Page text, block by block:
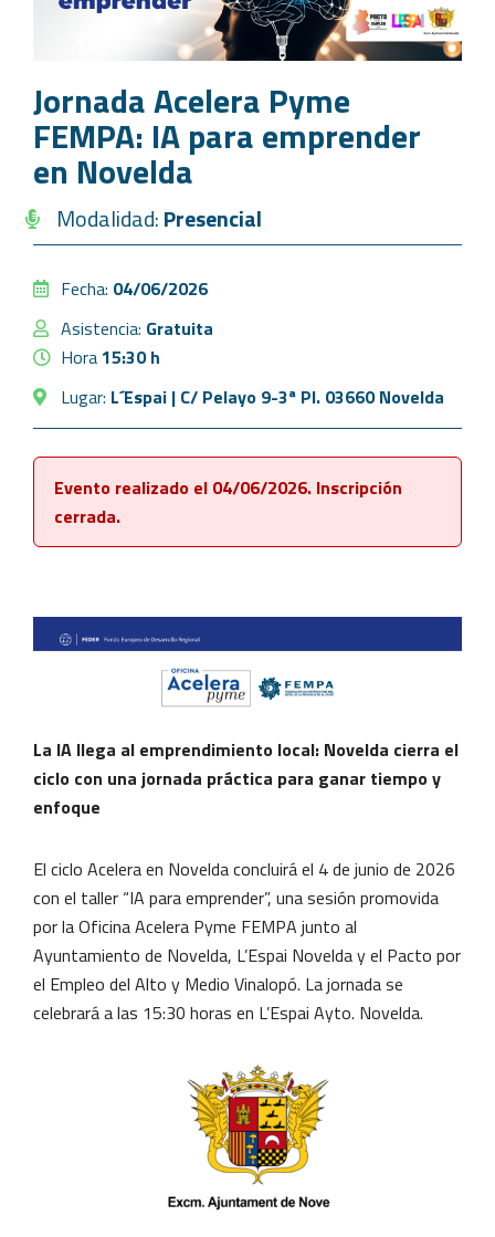
Jornada Acelera Pyme
FEMPA: IA para emprender
en Novelda
Modalidad:Presencial
Fecha: 04/06/2026
Asistencia: Gratuita
Hora15:30 h
Lugar: L´Espai | C/ Pelayo 9-3ª PI. 03660 Novelda
Evento realizado el 04/06/2026. Inscripción
cerrada.
La IA llega al emprendimiento local: Novelda cierra el
ciclo con una jornada práctica para ganar tiempo y
enfoque
El ciclo Acelera en Novelda concluirá el 4 de junio de 2026
con el taller “IA para emprender”, una sesión promovida
por la Oficina Acelera Pyme FEMPA junto al
Ayuntamiento de Novelda, L’Espai Novelda y el Pacto por
el Empleo del Alto y Medio Vinalopó. La jornada se
celebrará a las 15:30 horas en L’Espai Ayto. Novelda.